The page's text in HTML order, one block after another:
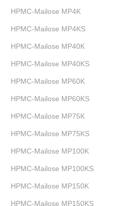
HPMC-Mailose MP4K
HPMC-Mailose MP4KS
HPMC-Mailose MP40K
HPMC-Mailose MP40KS
HPMC-Mailose MP60K
HPMC-Mailose MP60KS
HPMC-Mailose MP75K
HPMC-Mailose MP75KS
HPMC-Mailose MP100K
HPMC-Mailose MP100KS
HPMC-Mailose MP150K
HPMC-Mailose MP150KS